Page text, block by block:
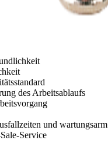
des Arbeitsablaufs
und wartungsarm
Service